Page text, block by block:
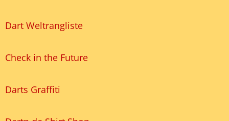
Dart Weltrangliste
Check in the Future
Darts Graffiti